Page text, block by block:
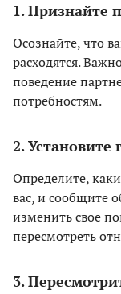
1. Признайте
Осознайте, что
расходятся.
поведение
потребностям.
2. Установите
Определите,
вас, и сообщите
изменить свое
пересмотреть
3.